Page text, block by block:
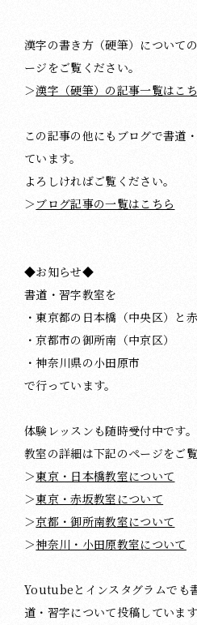
漢字の書き方（硬筆）について
ージをご覧ください。
＞漢字（硬筆）の記事一覧はこ
この記事の他にもブログで書道
ています。
よろしければご覧ください。
＞ ブログ記事の一覧はこちら
◆お知らせ◆
書道・習字教室を
・東京都の日本橋（中央区）と
・京都市の御所南（中京区）
・神奈川県の小田原市
で行っています。
体験レッスンも随時受付中です。
教室の詳細は下記のページをご覧
＞東京・日本橋教室について
＞東京・赤坂教室について
＞京都・御所南教室について
＞神奈川・小田原教室について
Youtubeとインスタグラムでも
道・習字について投稿しています